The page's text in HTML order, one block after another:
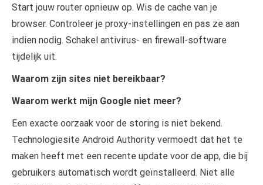
Start jouw router opnieuw op. Wis de cache van je
browser. Controleer je proxy-instellingen en pas ze aan
indien nodig. Schakel antivirus- en firewall-software
tijdelijk uit.
Waarom zijn sites niet bereikbaar?
Waarom werkt mijn Google niet meer?
Een exacte oorzaak voor de storing is niet bekend.
Technologiesite Android Authority vermoedt dat het te
maken heeft met een recente update voor de app, die bij
gebruikers automatisch wordt geïnstalleerd. Niet alle